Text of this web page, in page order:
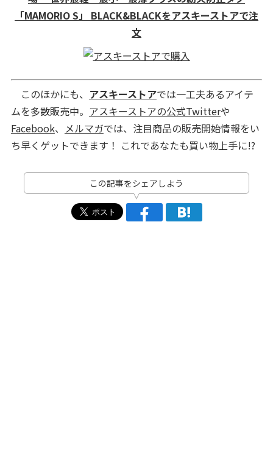
「MAMORIO S」 BLACK&BLACKをアスキーストアで注
文
このほかにも、 アスキーストアでは一工夫あるアイテ
ムを多数販売中。 アスキーストアの公式Twitterや
Facebook、 メルマガでは、注目商品の販売開始情報をい
ち早くゲットできます！ これであなたも買い物上手に!?
この記事をシェアしよう